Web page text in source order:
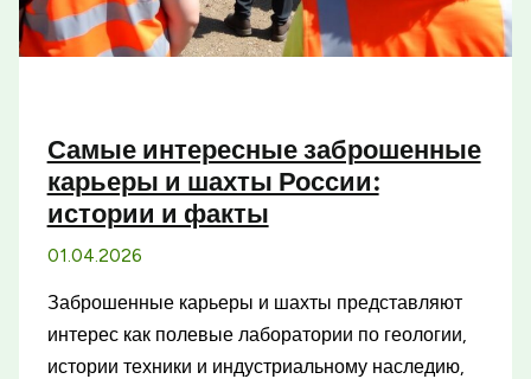
Самые интересные заброшенные
карьеры и шахты России:
истории и факты
01.04.2026
Заброшенные карьеры и шахты представляют
интерес как полевые лаборатории по геологии,
истории техники и индустриальному наследию,